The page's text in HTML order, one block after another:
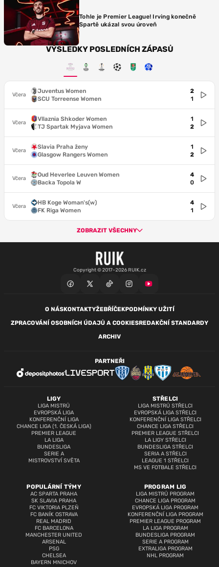
Tohle je Premier League! Irving konečně
Spartě ukázal svou úroveň
VÝSLEDKY POSLEDNÍCH ZÁPASŮ
Včera
Juventus Women
SCU Torreense Women
2
1
Včera
Vllaznia Shkoder Women
TJ Spartak Myjava Women
1
2
Včera
Slavia Praha ženy
Glasgow Rangers Women
1
2
Včera
Oud Heverlee Leuven Women
Backa Topola W
4
0
Včera
HB Koge Woman's(w)
FK Riga Women
4
1
ZOBRAZIT VŠECHNY
Copyright © 2017–2026 RUIK.cz
O NÁSKONTAKTYŽEBŘÍČEKPODMÍNKY UŽITÍ
ZPRACOVÁNÍ OSOBNÍCH ÚDAJŮ A COOKIESREDAKČNÍ STANDARDY
ARCHIV
LIGY
LIGA MISTRŮ
EVROPSKÁ LIGA
KONFERENČNÍ LIGA
CHANCE LIGA (1. ČESKÁ LIGA)
PREMIER LEAGUE
LA LIGA
BUNDESLIGA
SERIE A
MISTROVSTVÍ SVĚTA
STŘELCI
LIGA MISTRŮ STŘELCI
EVROPSKÁ LIGA STŘELCI
KONFERENČNÍ LIGA STŘELCI
CHANCE LIGA STŘELCI
PREMIER LEAGUE STŘELCI
LA LIGY STŘELCI
BUNDESLIGA STŘELCI
SERIA A STŘELCI
LEAGUE 1 STŘELCI
MS VE FOTBALE STŘELCI
POPULÁRNÍ TÝMY
AC SPARTA PRAHA
SK SLAVIA PRAHA
FC VIKTORIA PLZEŇ
FC BANÍK OSTRAVA
REAL MADRID
FC BARCELONA
MANCHESTER UNITED
ARSENAL
PSG
CHELSEA
BAYERN MNICHOV
PROGRAM LIG
LIGA MISTRŮ PROGRAM
CHANCE LIGA PROGRAM
EVROPSKÁ LIGA PROGRAM
KONFERENČNÍ LIGA PROGRAM
PREMIER LEAGUE PROGRAM
LA LIGA PROGRAM
BUNDESLIGA PROGRAM
SERIE A PROGRAM
EXTRALIGA PROGRAM
NHL PROGRAM
PARTNEŘI